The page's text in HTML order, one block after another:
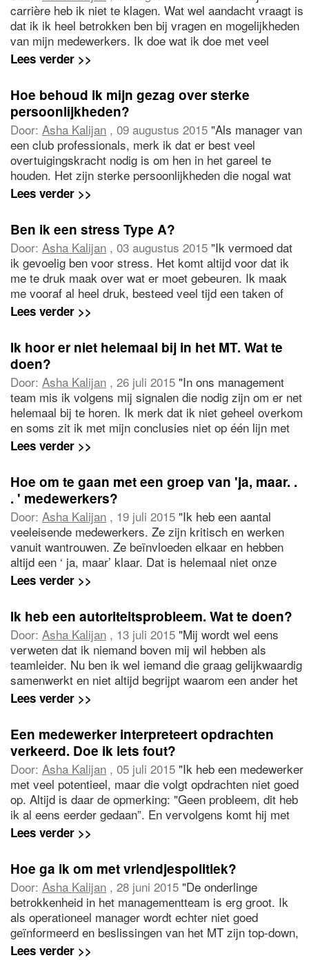
carrière heb ik niet te klagen. Wat wel aandacht vraagt is
dat ik ik heel betrokken ben bij vragen en mogelijkheden
van mijn medewerkers. Ik doe wat ik doe met veel
verantwoordelijkheidsgevoel, maar als het om mezelf
valt me op dat ik me vaak terugtrek uit situaties. Ik wil
een stap verder zetten, echter de richting is mij
onbekend. Wat te doen?"
Lees verder >>
Hoe behoud ik mijn gezag over sterke
persoonlijkheden?
Door: Asha Kalijan , 09 augustus 2015 "Als manager van
een club professionals, merk ik dat er best veel
overtuigingskracht nodig is om hen in het gareel te
houden. Het zijn sterke persoonlijkheden die nogal wat
eisen. Ik probeer daaraan te voldoen, maar ga daarin
vergroot ik mijn gezag en ga ik om met eisen van
anderen?"
Lees verder >>
Ben ik een stress Type A?
Door: Asha Kalijan , 03 augustus 2015 "Ik vermoed dat
ik gevoelig ben voor stress. Het komt altijd voor dat ik
me te druk maak over wat er moet gebeuren. Ik maak
me vooraf al heel druk, besteed veel tijd een taken of
een overleg, bereid alles zorgvuldig voor en dan pas ben
vaak uitgeput. Collega’s doen het heel anders. Hoe ga ik
om met mijn stressgedrag? En ben ik een stress Type
A?"
Lees verder >>
Ik hoor er niet helemaal bij in het MT. Wat te
doen?
Door: Asha Kalijan , 26 juli 2015 "In ons management
team mis ik volgens mij signalen die nodig zijn om er net
helemaal bij te horen. Ik merk dat ik niet geheel overkom
en soms zit ik met mijn conclusies niet op één lijn met
de rest. Mijn macht is beperkt. Het is vrij frustrerend en
ga ik hiermee om?"
Lees verder >>
Hoe om te gaan met een groep van 'ja, maar. .
. ' medewerkers?
Door: Asha Kalijan , 19 juli 2015 "Ik heb een aantal
veeleisende medewerkers. Ze zijn kritisch en werken
vanuit wantrouwen. Ze beïnvloeden elkaar en hebben
altijd een ‘ ja, maar’ klaar. Dat is helemaal niet onze
cultuur. Ik doe wat ik kan, maar zonder resultaat.
aan de oppervlakte hun best om gezellig over te komen.
Leuk is anders. Hoe kan ik de relatie met hen verbeteren
en mijzelf gemotiveerd houden?"
Lees verder >>
Ik heb een autoriteitsprobleem. Wat te doen?
Door: Asha Kalijan , 13 juli 2015 "Mij wordt wel eens
verweten dat ik niemand boven mij wil hebben als
teamleider. Nu ben ik wel iemand die graag gelijkwaardig
samenwerkt en niet altijd begrijpt waarom een ander het
voor het zeggen heeft en een besluit niet nader wil
daardoor niet altijd alle informatie krijg van mijn
superieuren. Wat te doen?"
Lees verder >>
Een medewerker interpreteert opdrachten
verkeerd. Doe ik iets fout?
Door: Asha Kalijan , 05 juli 2015 "Ik heb een medewerker
met veel potentieel, maar die volgt opdrachten niet goed
op. Altijd is daar de opmerking: "Geen probleem, dit heb
ik al eens eerder gedaan”. En vervolgens komt hij met
een eigen interpretatie van het geheel. Ik vraag me af of
vertalen. Nu weet ik niet of ik niet goed leiding geef. Dat
ervaar ik als frustrerend, zeker omdat mijn collega’s
altijd heel zeker zijn van hun aanpak."
Lees verder >>
Hoe ga ik om met vriendjespolitiek?
Door: Asha Kalijan , 28 juni 2015 "De onderlinge
betrokkenheid in het managementteam is erg groot. Ik
als operationeel manager wordt echter niet goed
geïnformeerd en beslissingen van het MT zijn top-down,
niet consequent en zeker niet altijd in het belang van de
Lees verder >>